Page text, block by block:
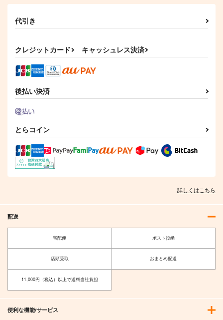
代引き
クレジットカード キャッシュレス決済
後払い決済
とらコイン
詳しくはこちら
配送
宅配便 ポスト投函
店頭受取 おまとめ配送
11,000円（税込）以上で送料当社負担
便利な機能/サービス